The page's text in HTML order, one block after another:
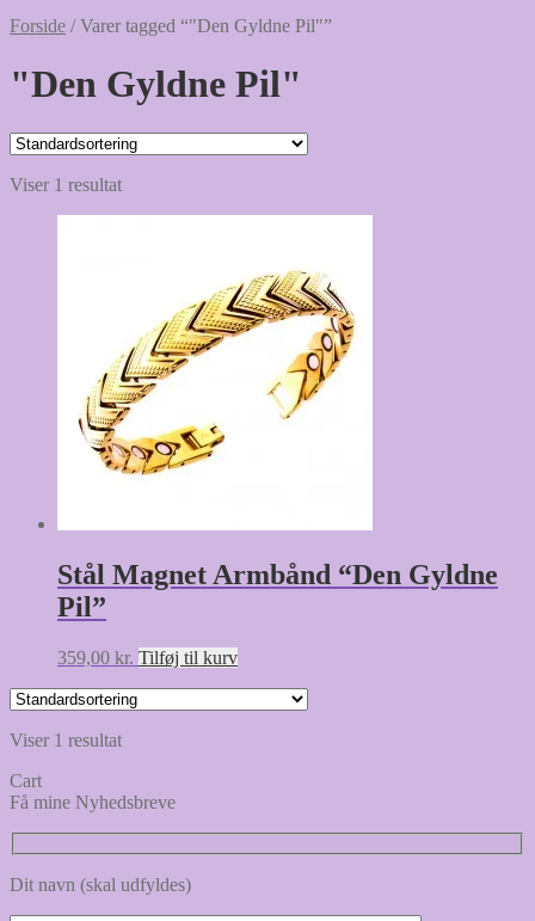
Forside /Varer tagged “"Den Gyldne Pil"”
"Den Gyldne Pil"
Viser 1 resultat
Stål Magnet Armbånd “Den Gyldne
Pil”
359,00 kr. Tilføj til kurv
Viser 1 resultat
Cart
Få mine Nyhedsbreve
Dit navn (skal udfyldes)